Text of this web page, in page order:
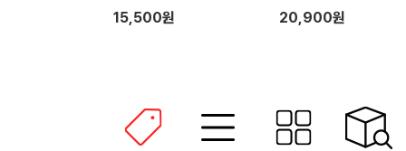
15,500원 20,900원